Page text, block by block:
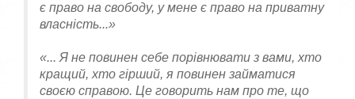
є право на свободу, у мене є право на приватну
власність...»
«... Я не повинен себе порівнювати з вами, хто
кращий, хто гірший, я повинен займатися
своєю справою. Це говорить нам про те, що